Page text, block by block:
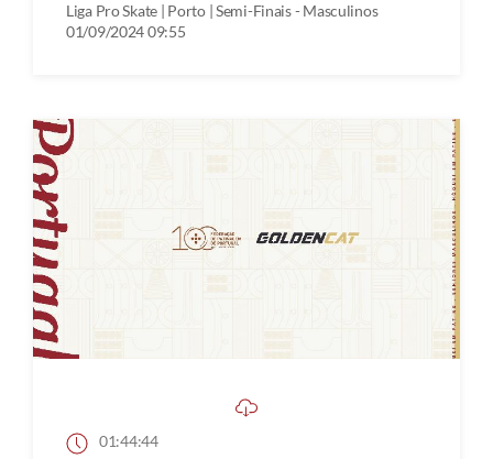
Liga Pro Skate | Porto | Semi-Finais - Masculinos
01/09/2024 09:55
01:44:44